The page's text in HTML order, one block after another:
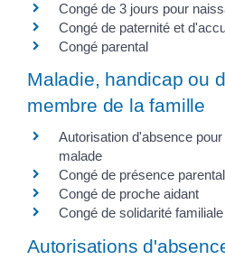
Congé de 3 jours pour
Congé de paternité et
Congé parental
Maladie, handicap ou
membre de la famille
Autorisation d'absence
malade
Congé de présence
Congé de proche aidant
Congé de solidarité familiale
Autorisations